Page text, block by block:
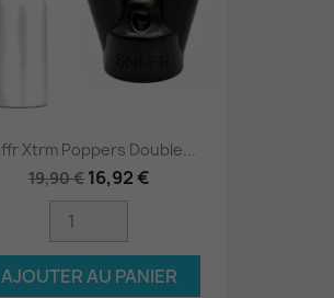
Xtrm Poppers Double...
19,90 € 16,92 €
AJOUTER AU PANIER